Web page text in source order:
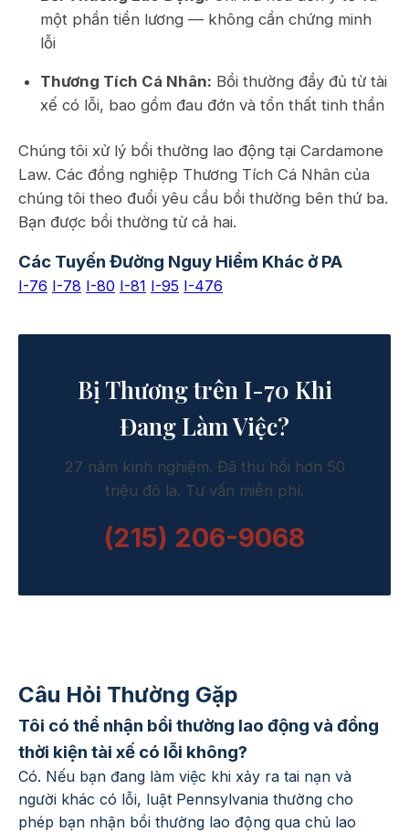
một phần tiền lương — không cần chứng minh
lỗi
Thương Tích Cá Nhân: Bồi thường đầy đủ từ tài
xế có lỗi, bao gồm đau đớn và tổn thất tinh thần
Chúng tôi xử lý bồi thường lao động tại Cardamone
Law. Các đồng nghiệp Thương Tích Cá Nhân của
chúng tôi theo đuổi yêu cầu bồi thường bên thứ ba.
Bạn được bồi thường từ cả hai.
Các Tuyến Đường Nguy Hiểm Khác ở PA
I-76 I-78 I-80 I-81 I-95 I-476
Bị Thương trên I-70 Khi
Đang Làm Việc?
27 năm kinh nghiệm. Đã thu hồi hơn 50
triệu đô la. Tư vấn miễn phí.
(215) 206-9068
Câu Hỏi Thường Gặp
Tôi có thể nhận bồi thường lao động và đồng
thời kiện tài xế có lỗi không?
Có. Nếu bạn đang làm việc khi xảy ra tai nạn và
người khác có lỗi, luật Pennsylvania thường cho
phép bạn nhận bồi thường lao động qua chủ lao